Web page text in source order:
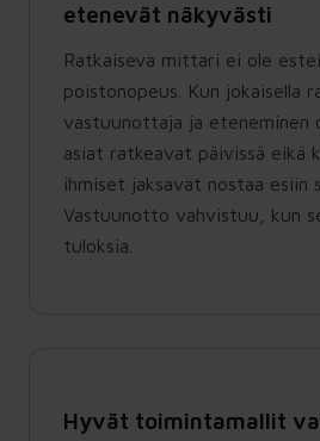
etenevät näkyvästi
Ratkaiseva mittari ei ole
poistonopeus. Kun jokaisella
vastuunottaja ja eteneminen
asiat ratkeavat päivissä eikä
ihmiset jaksavat nostaa esiin
Vastuunotto vahvistuu, kun
tuloksia.
Hyvät toimintamallit